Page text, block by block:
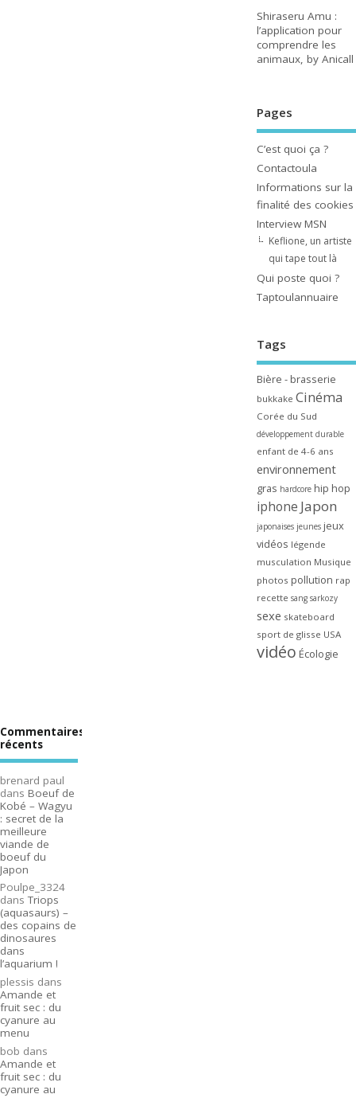
Shiraseru Amu :
l’application pour
comprendre les
animaux, by Anicall
Pages
C’est quoi ça ?
Contactoula
Informations sur la
finalité des cookies
Interview MSN
Keflione, un artiste
qui tape tout là
Qui poste quoi ?
Taptoulannuaire
Tags
Bière - brasserie
bukkake Cinéma
Corée du Sud
développement durable
enfant de 4-6 ans
environnement
gras hardcore hip hop
iphone Japon
japonaises jeunes jeux
vidéos légende
musculation Musique
photos pollution rap
recette sang sarkozy
sexe skateboard
sport de glisse USA
vidéo Écologie
Commentaires
récents
brenard paul
dans Boeuf de
Kobé – Wagyu
: secret de la
meilleure
viande de
boeuf du
Japon
Poulpe_3324
dansTriops
(aquasaurs) –
des copains de
dinosaures
dans
l’aquarium !
plessis dans
Amande et
fruit sec : du
cyanure au
menu
bob dans
Amande et
fruit sec : du
cyanure au